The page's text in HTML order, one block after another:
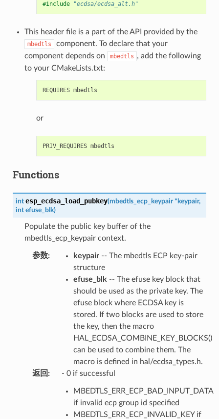
#include "ecdsa/ecdsa_alt.h"
This header file is a part of the API provided by the
mbedtls
component. To declare that your
component depends on
mbedtls , add the following
to your CMakeLists.txt:
or
Functions
int esp_ecdsa_load_pubkey(mbedtls_ecp_keypair * keypair,
int efuse_blk)
Populate the public key buffer of the
mbedtls_ecp_keypair context.
参数: keypair-- The mbedtls ECP key-pair
structure
efuse_blk -- The efuse key block that
should be used as the private key. The
efuse block where ECDSA key is
stored. If two blocks are used to store
the key, then the macro
HAL_ECDSA_COMBINE_KEY_BLOCKS()
can be used to combine them. The
macro is defined in hal/ecdsa_types.h.
返回 : - 0 if successful
MBEDTLS_ERR_ECP_BAD_INPUT_DATA
if invalid ecp group id specified
MBEDTLS_ERR_ECP_INVALID_KEY if